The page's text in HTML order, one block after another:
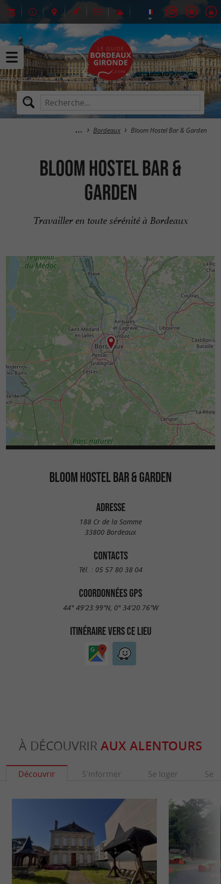
Bordeaux Bloom Hostel Bar & Garden
Bloom Hostel Bar &
Garden
Travailler en toute sérénité à Bordeaux
BLOOM HOSTEL BAR & GARDEN
ADRESSE
188 Cr de la Somme
33800 Bordeaux
CONTACTS
Tél. : 05 57 80 38 04
COORDONNÉES GPS
44° 49'23.99"N, 0° 34'20.76"W
ITINÉRAIRE VERS CE LIEU
À DÉCOUVRIR AUX ALENTOURS
Découvrir S'informer Se loger Se